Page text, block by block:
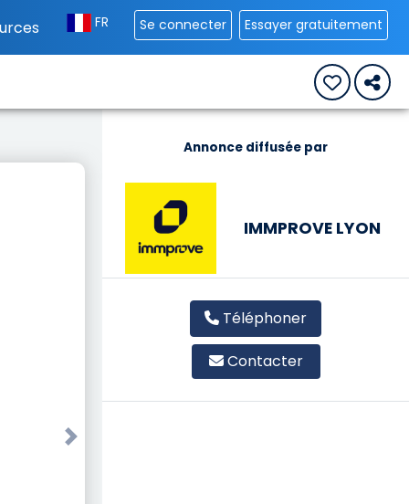
FR Se connecter Essayer gratuitement
Next
Annonce diffusée par
IMMPROVE LYON
Téléphoner
Contacter